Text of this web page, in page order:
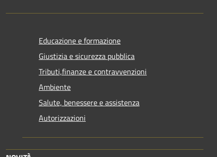
Educazione e formazione
Giustizia e sicurezza pubblica
Tributi,finanze e contravvenzioni
Ambiente
Salute, benessere e assistenza
Autorizzazioni